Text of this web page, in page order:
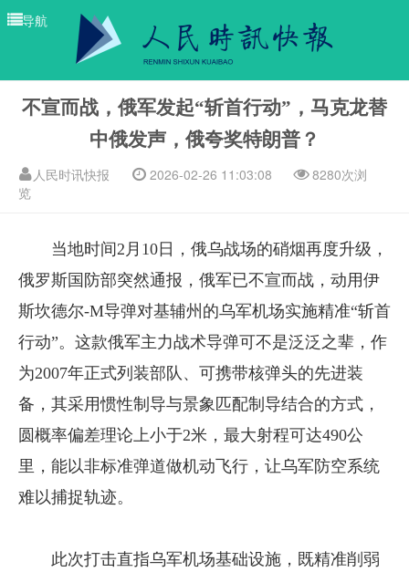
导航
不宣而战，俄军发起“斩首行动”，马克龙替
中俄发声，俄夸奖特朗普？
人民时讯快报 2026-02-26 11:03:08
8280次浏
览
当地时间2月10日，俄乌战场的硝烟再度升级，
俄罗斯国防部突然通报，俄军已不宣而战，动用伊
斯坎德尔-M导弹对基辅州的乌军机场实施精准“斩首
行动”。这款俄军主力战术导弹可不是泛泛之辈，作
为2007年正式列装部队、可携带核弹头的先进装
备，其采用惯性制导与景象匹配制导结合的方式，
圆概率偏差理论上小于2米，最大射程可达490公
里，能以非标准弹道做机动飞行，让乌军防空系统
难以捕捉轨迹。
此次打击直指乌军机场基础设施，既精准削弱